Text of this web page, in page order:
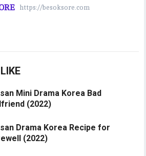
https://besoksore.com
Mini Drama Korea Bad
(2022)
Drama Korea Recipe for
(2022)